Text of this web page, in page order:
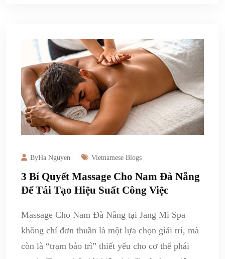
ByHa Nguyen Vietnamese Blogs
3 Bí Quyết Massage Cho Nam Đà Nẵng
Để Tái Tạo Hiệu Suất Công Việc
Massage Cho Nam Đà Nẵng tại Jang Mi Spa
không chỉ đơn thuần là một lựa chọn giải trí, mà
còn là “trạm bảo trì” thiết yếu cho cơ thể phái